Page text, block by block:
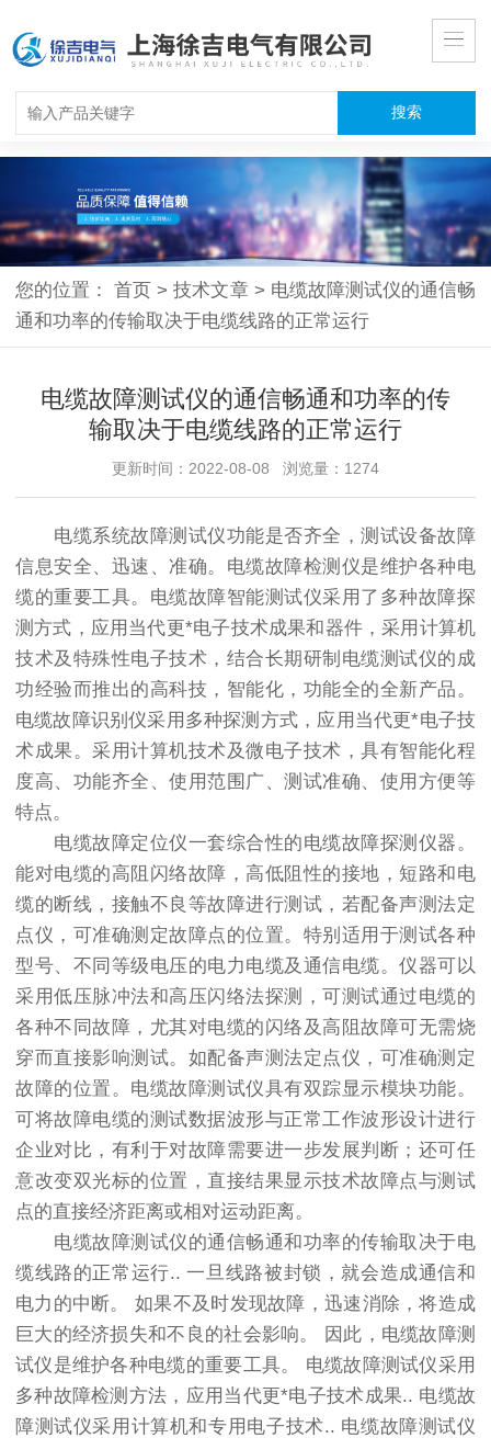
您的位置：首页 > 技术文章 > 电缆故障测试仪的通信畅
通和功率的传输取决于电缆线路的正常运行
电缆故障测试仪的通信畅通和功率的传
输取决于电缆线路的正常运行
更新时间：2022-08-08 浏览量：1274
电缆系统故障测试仪功能是否齐全，测试设备故障
信息安全、迅速、准确。电缆故障检测仪是维护各种电
缆的重要工具。电缆故障智能测试仪采用了多种故障探
测方式，应用当代更*电子技术成果和器件，采用计算机
技术及特殊性电子技术，结合长期研制电缆测试仪的成
功经验而推出的高科技，智能化，功能全的全新产品。
电缆故障识别仪采用多种探测方式，应用当代更*电子技
术成果。采用计算机技术及微电子技术，具有智能化程
度高、功能齐全、使用范围广、测试准确、使用方便等
特点。
电缆故障定位仪一套综合性的电缆故障探测仪器。
能对电缆的高阻闪络故障，高低阻性的接地，短路和电
缆的断线，接触不良等故障进行测试，若配备声测法定
点仪，可准确测定故障点的位置。特别适用于测试各种
型号、不同等级电压的电力电缆及通信电缆。仪器可以
采用低压脉冲法和高压闪络法探测，可测试通过电缆的
各种不同故障，尤其对电缆的闪络及高阻故障可无需烧
穿而直接影响测试。如配备声测法定点仪，可准确测定
故障的位置。电缆故障测试仪具有双踪显示模块功能。
可将故障电缆的测试数据波形与正常工作波形设计进行
企业对比，有利于对故障需要进一步发展判断；还可任
意改变双光标的位置，直接结果显示技术故障点与测试
点的直接经济距离或相对运动距离。
电缆故障测试仪的通信畅通和功率的传输取决于电
缆线路的正常运行.. 一旦线路被封锁，就会造成通信和
电力的中断。 如果不及时发现故障，迅速消除，将造成
巨大的经济损失和不良的社会影响。 因此，电缆故障测
试仪是维护各种电缆的重要工具。 电缆故障测试仪采用
多种故障检测方法，应用当代更*电子技术成果.. 电缆故
障测试仪采用计算机和专用电子技术.. 电缆故障测试仪